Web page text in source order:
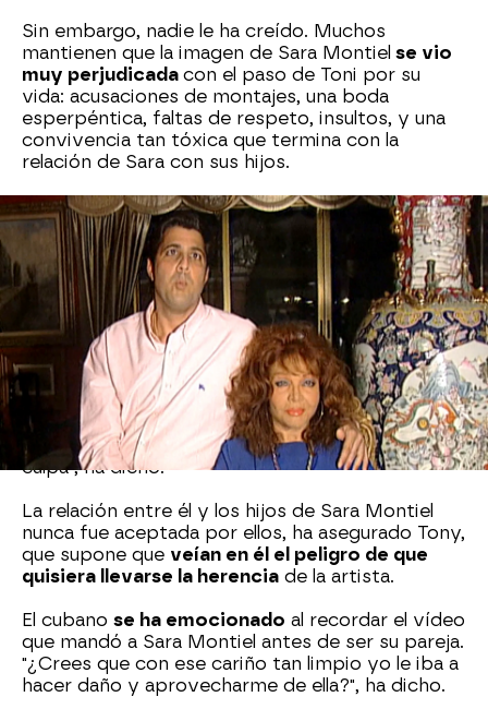
Sin embargo, nadie le ha creído. Muchos
mantienen que la imagen de Sara Montiel se vio
muy perjudicada con el paso de Toni por su
vida: acusaciones de montajes, una boda
esperpéntica, faltas de respeto, insultos, y una
convivencia tan tóxica que termina con la
relación de Sara con sus hijos.
Muchos incluso señalan al cubano tras el robo en
casa de la artista en el año 2000 y le acusan de
lucrarse mediáticamente de su romance. Tonyse
ha sentado en el plató de Y ahora Sonsoles
para responder a todas las polémicas aún sin
responder.
En plató, ha asegurado que fue muy feliz junto a
ella y que se arrepiente únicamente de haberse
enfrentadoa ella en los medios. "Esto afectó a
su imagen y me dolió porque en parte fue por mi
culpa", ha dicho.
La relación entre él y los hijos de Sara Montiel
nunca fue aceptada por ellos, ha asegurado Tony,
que supone que veían en él el peligro de que
quisiera llevarse la herencia de la artista.
El cubano se ha emocionado al recordar el vídeo
que mandó a Sara Montiel antes de ser su pareja.
"¿Crees que con ese cariño tan limpio yo le iba a
hacer daño y aprovecharme de ella?", ha dicho.